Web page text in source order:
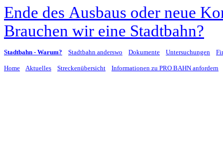
Ende des Ausbaus oder neue
Brauchen wir eine Stadtbahn?
Stadtbahn - Warum? Stadtbahn anderswo Dokumente Untersuchungen
Home Aktuelles Streckenübersicht Informationen zu PRO BAHN anfordern